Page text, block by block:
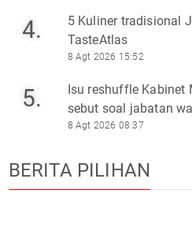
4.
5 Kuliner tradisional
TasteAtlas
8 Agt 2026 15:52
5.
Isu reshuffle Kabinet
sebut soal jabatan
8 Agt 2026 08:37
BERITA PILIHAN